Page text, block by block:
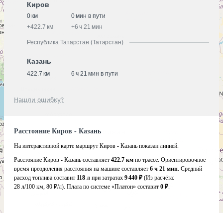
Киров
0 км
0 мин в пути
+422.7 км +6 ч 21 мин
Республика Татарстан (Татарстан)
Казань
422.7 км 6 ч 21 мин в пути
Нашли ошибку?
Расстояние Киров - Казань
На интерактивной карте маршрут Киров - Казань показан линией.
Расстояние Киров - Казань составляет 422.7 км по трассе. Ориентировочное
время преодоления расстояния на машине составляет 6 ч 21 мин. Средний
расход топлива составит 118 л при затратах 9 440 ₽ (Из расчёта:
28 л/100 км, 80 ₽/л). Плата по системе «Платон» составит 0 ₽.